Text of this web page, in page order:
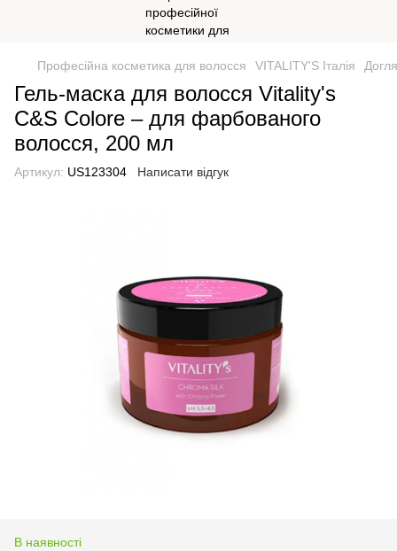
Професійна косметика для волосся VITALITY'S Італія
Гель-маска для волосся Vitality's
C&S Colore – для фарбованого
волосся, 200 мл
Артикул: US123304 Написати відгук
В наявності